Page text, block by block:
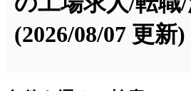
(2026/08/07 更新)